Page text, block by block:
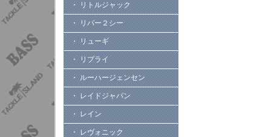
・ リトルジャック
・ リバー２シー
・ リューギ
・ リプライ
・ ルーハージェンセン
・ レイドジャパン
・ レイン
・ レヴォニック